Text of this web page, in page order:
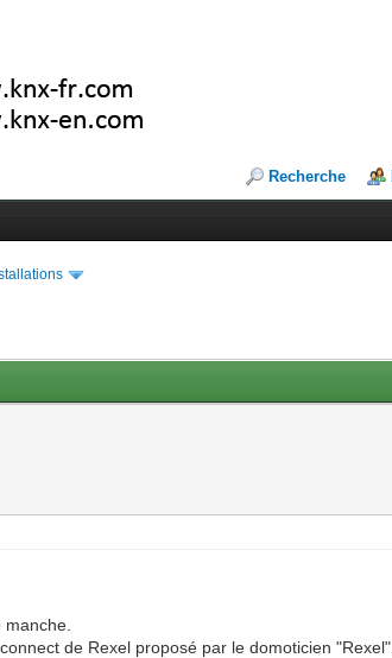
Recherche
de Rexel proposé par le domoticien "Rexel".